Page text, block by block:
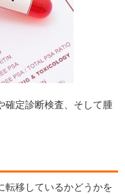
確定診断検査、そして腫
転移しているかどうかを